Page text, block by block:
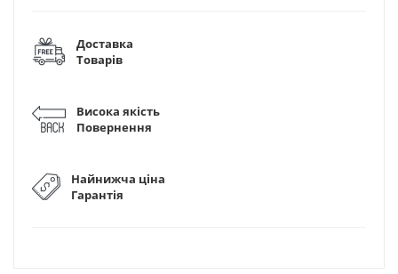
Доставка
Товарів
Висока якість
Повернення
Найнижча ціна
Гарантія